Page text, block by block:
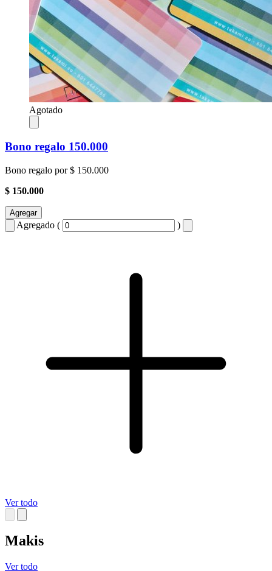
Agotado
Bono regalo 150.000
Bono regalo por $ 150.000
$ 150.000
Agregar
Agregado ( )
Ver todo
Makis
Ver todo